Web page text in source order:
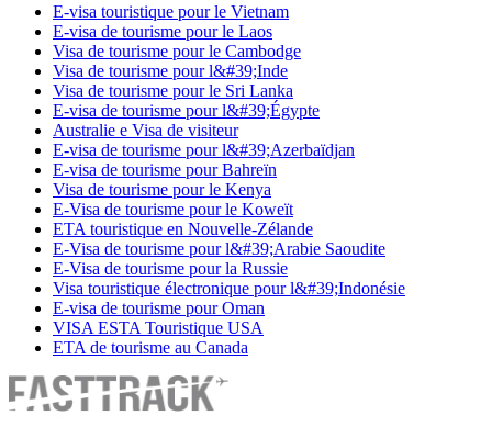
E-visa touristique pour le Vietnam
E-visa de tourisme pour le Laos
Visa de tourisme pour le Cambodge
Visa de tourisme pour l&#39;Inde
Visa de tourisme pour le Sri Lanka
E-visa de tourisme pour l&#39;Égypte
Australie e Visa de visiteur
E-visa de tourisme pour l&#39;Azerbaïdjan
E-visa de tourisme pour Bahreïn
Visa de tourisme pour le Kenya
E-Visa de tourisme pour le Koweït
ETA touristique en Nouvelle-Zélande
E-Visa de tourisme pour l&#39;Arabie Saoudite
E-Visa de tourisme pour la Russie
Visa touristique électronique pour l&#39;Indonésie
E-visa de tourisme pour Oman
VISA ESTA Touristique USA
ETA de tourisme au Canada